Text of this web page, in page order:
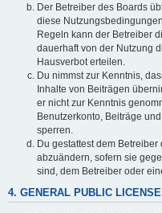
Der Betreiber des Boards
diese
Regeln kann der Betreiber
dauerhaft von der Nutzung
Hausverbot erteilen.
Du nimmst zur Kenntnis,
Inhalte von Beiträgen
er nicht zur Kenntnis
Benutzerkonto, Beiträge
sperren.
Du gestattest dem
abzuändern, sofern sie
sind, dem Betreiber oder
4. GENERAL PUBLIC LICENSE